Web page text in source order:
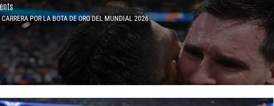
POR LA BOTA DE ORO DEL MUNDIAL 2026